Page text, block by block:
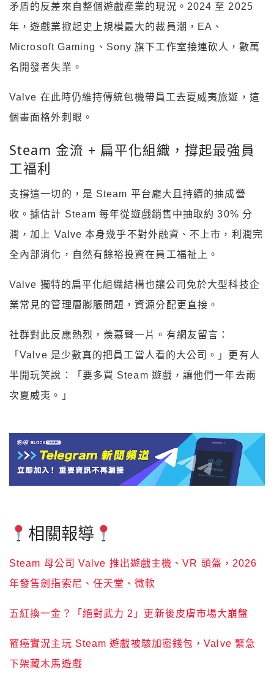
矛盾的反差來自整個遊戲產業的現況。2024 至 2025
年，遊戲業掀起史上規模最大的裁員潮，EA、
Microsoft Gaming、Sony 旗下工作室接連砍人，數萬
名開發者失業。
Valve 在此時仍維持傳統包機帶員工去夏威夷旅遊，這
個畫面格外刺眼。
Steam 金流 + 扁平化組織，撐起最強員
工福利
支撐這一切的，是 Steam 平台龐大且持續的抽成營
收。據估計 Steam 每年從遊戲銷售中抽取約 30% 分
潤，加上 Valve 本身幾乎不對外融資、不上市，利潤完
全內部消化，自然有餘裕投資在員工福祉上。
Valve 獨特的扁平化組織結構也讓公司免於大型科技企
業常見的管理層膨脹問題，資源分配更直接。
社群對此反應熱烈，羨慕聲一片。有網友留言：
「Valve 是少數真的把員工當人看的大公司。」更有人
半開玩笑說：「要多買 Steam 遊戲，讓他們一年去兩
次夏威夷。」
相關報導
Steam 母公司 Valve 推出遊戲主機、VR 頭盔，2026
年發售劍指索尼、任天堂、微軟
五紅換一金？「絕對武力 2」更新後皮膚市場大崩盤
罹癌實況主玩 Steam 遊戲被駭加密錢包，Valve 緊急
下架藏木馬遊戲